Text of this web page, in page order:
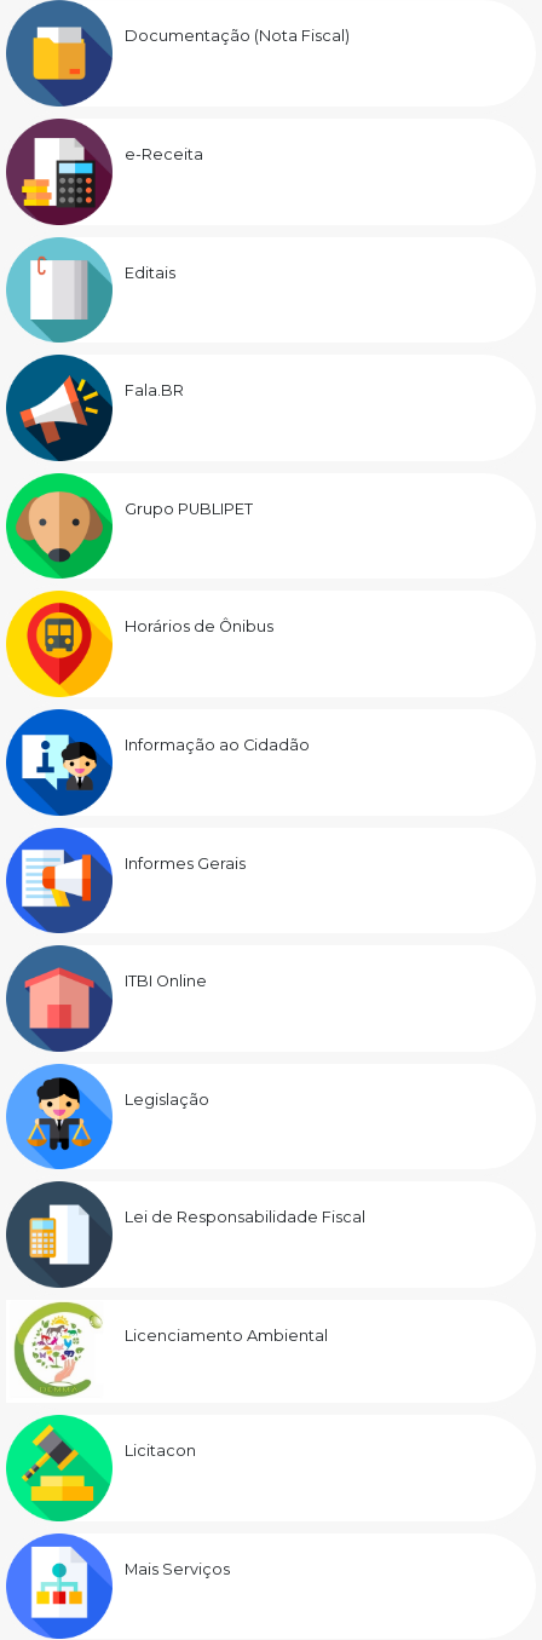
Documentação (Nota Fiscal)
e-Receita
Editais
Fala.BR
Grupo PUBLIPET
Horários de Ônibus
Informação ao Cidadão
Informes Gerais
ITBI Online
Legislação
Lei de Responsabilidade Fiscal
Licenciamento Ambiental
Licitacon
Mais Serviços